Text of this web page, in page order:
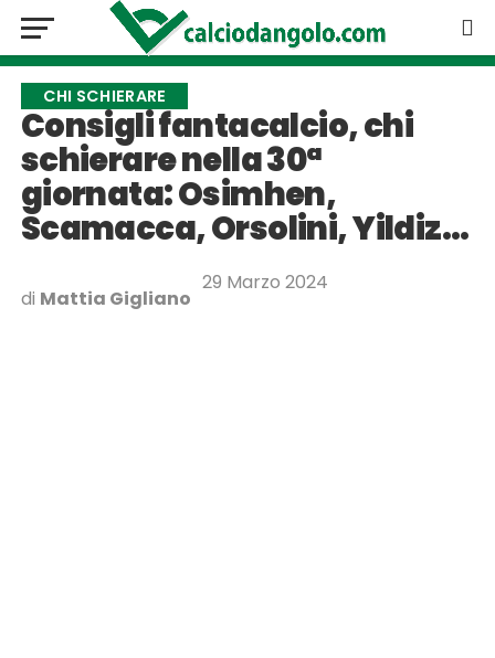
CHI SCHIERARE
Consigli fantacalcio, chi
schierare nella 30ª
giornata: Osimhen,
Scamacca, Orsolini, Yildiz…
di Mattia Gigliano
29 Marzo 2024